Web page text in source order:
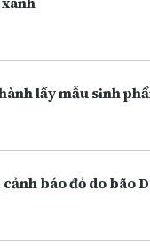
lấy mẫu sinh
báo đỏ do bão